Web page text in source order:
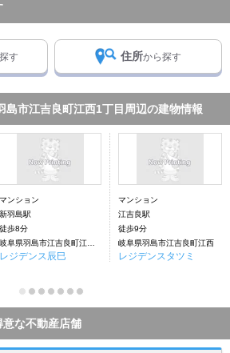
す 住所から探す
島市江吉良町江西1丁目周辺の建物情報
マンション
新羽島駅
徒歩8分
レジデンス辰巳
マンション
江吉良駅
徒歩9分
岐阜県羽島市江吉良町江西
レジデンスタツミ
意な不動産店舗